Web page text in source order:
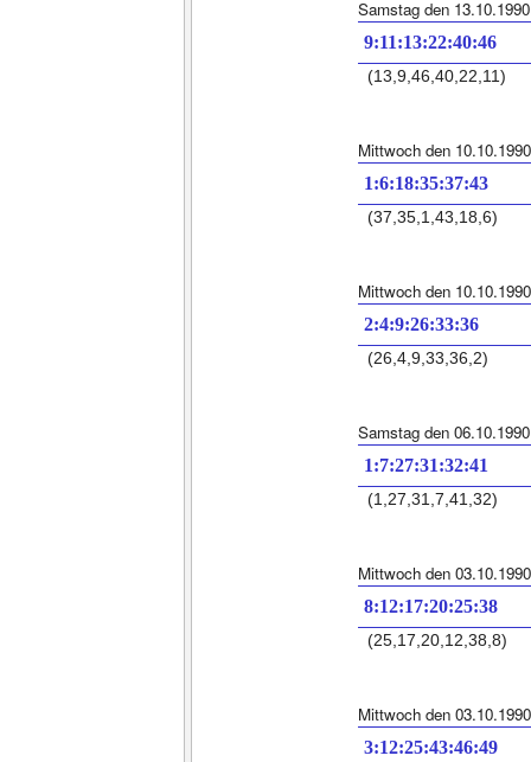
Samstag den 13.10.1990
9:11:13:22:40:46
(13,9,46,40,22,11)
Mittwoch den 10.10.1990
1:6:18:35:37:43
(37,35,1,43,18,6)
Mittwoch den 10.10.1990
2:4:9:26:33:36
(26,4,9,33,36,2)
Samstag den 06.10.1990
1:7:27:31:32:41
(1,27,31,7,41,32)
Mittwoch den 03.10.1990
8:12:17:20:25:38
(25,17,20,12,38,8)
Mittwoch den 03.10.1990
3:12:25:43:46:49